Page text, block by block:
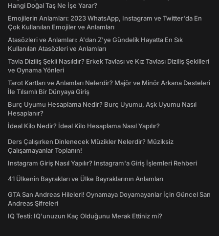
Hangi Doğal Taş Ne İşe Yarar?
Emojilerin Anlamları: 2023 WhatsApp, Instagram ve Twitter'da En
Çok Kullanılan Emojiler ve Anlamları
Atasözleri ve Anlamları: A'dan Z'ye Gündelik Hayatta En Sık
Kullanılan Atasözleri ve Anlamları
Tavla Diziliş Şekli Nasıldır? Erkek Tavlası ve Kız Tavlası Diziliş Şekilleri
ve Oynama Yönleri
Tarot Kartları ve Anlamları Nelerdir? Majör ve Minör Arkana Desteleri
İle Tılsımlı Bir Dünyaya Giriş
Burç Uyumu Hesaplama Nedir? Burç Uyumu, Aşk Uyumu Nasıl
Hesaplanır?
İdeal Kilo Nedir? İdeal Kilo Hesaplama Nasıl Yapılır?
Ders Çalışırken Dinlenecek Müzikler Nelerdir? Müziksiz
Çalışamayanlar Toplanın!
Instagram Giriş Nasıl Yapılır? Instagram'a Giriş İşlemleri Rehberi
41 Ülkenin Bayrakları ve Ülke Bayraklarının Anlamları
GTA San Andreas Hileleri! Oynamaya Doyamayanlar İçin Güncel San
Andreas Şifreleri
IQ Testi: IQ'unuzun Kaç Olduğunu Merak Ettiniz mi?